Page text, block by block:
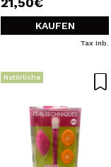
KAUFEN
Tax Inb.
Natürliche